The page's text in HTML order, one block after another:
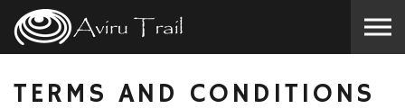
Skip to the content
TERMS AND CONDITIONS